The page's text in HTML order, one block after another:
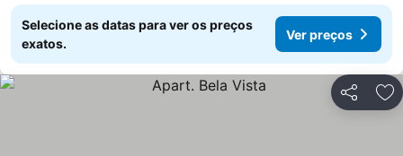
Selecione as datas para ver os preços
exatos.
Ver preços
Partilhar